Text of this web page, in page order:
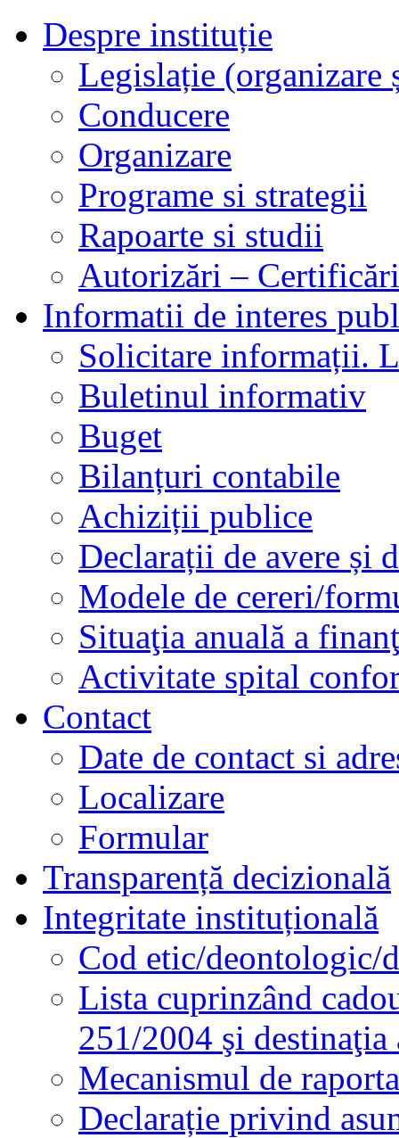
Despre instituție
Legislație
Conducere
Organizare
Programe si strategii
Rapoarte si studii
Autorizări –
Informatii de interes
Solicitare informații.
Buletinul informativ
Buget
Bilanțuri contabile
Achiziții publice
Declarații de avere și
Modele de cereri/
Situaţia anuală a
Activitate spital
Contact
Date de contact si
Localizare
Formular
Transparență decizională
Integritate instituțională
Cod etic/deontologic/
Lista cuprinzând
251/2004 şi destinaţia
Mecanismul de
Declarație privind